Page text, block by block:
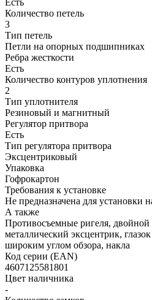
Количество петель
3
Тип петель
Петли на опорных подшипниках
Ребра жесткости
Есть
Количество контуров уплотнения
2
Тип уплотнителя
Резиновый и магнитный
Регулятор притвора
Есть
Тип регулятора притвора
Эксцентриковый
Упаковка
Гофрокартон
Требования к установке
Не предназначена для установки
А также
Противосъемные ригеля, двойной
металлический эксцентрик,
широким углом обзора, накла
Код серии (EAN)
4607125581801
Цвет наличника
-